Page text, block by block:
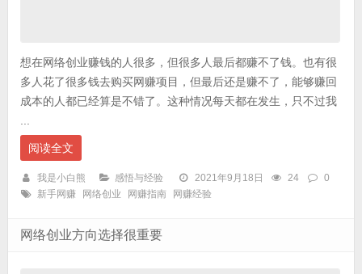
想在网络创业赚钱的人很多，但很多人最后都赚不了钱。也有很
多人花了很多钱去购买网赚项目，但最后还是赚不了，能够赚回
成本的人都已经算是不错了。这种情况每天都在发生，只不过我
阅读全文
我是小白熊 感悟与经验 2021年9月18日 24
0
新手网赚
网络创业 网赚指南 网赚经验
网络创业方向选择很重要